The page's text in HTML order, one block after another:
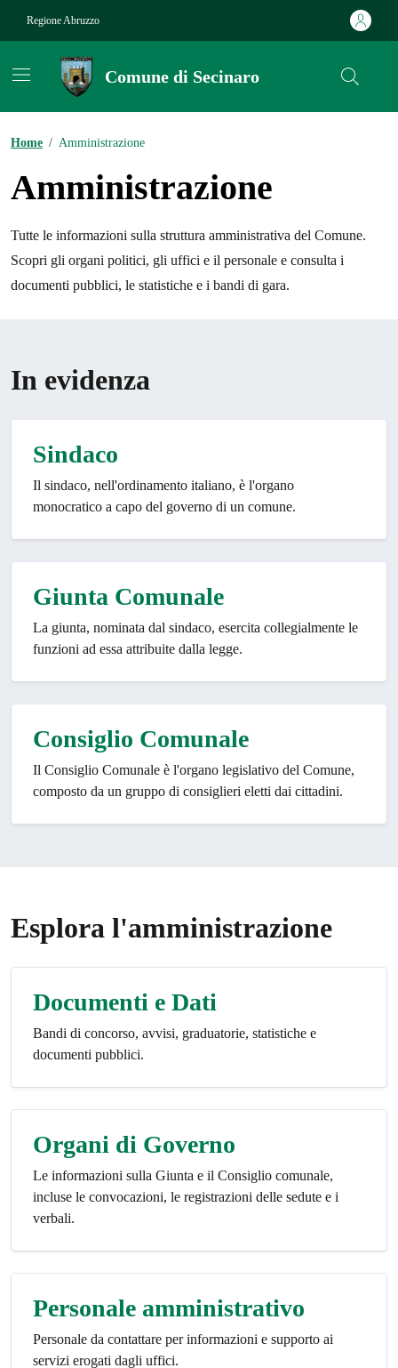
Regione Abruzzo
Comune di Secinaro
Home / Amministrazione
Amministrazione
Tutte le informazioni sulla struttura amministrativa del Comune.
Scopri gli organi politici, gli uffici e il personale e consulta i
documenti pubblici, le statistiche e i bandi di gara.
In evidenza
Sindaco
Il sindaco, nell'ordinamento italiano, è l'organo
monocratico a capo del governo di un comune.
Giunta Comunale
La giunta, nominata dal sindaco, esercita collegialmente le
funzioni ad essa attribuite dalla legge.
Consiglio Comunale
Il Consiglio Comunale è l'organo legislativo del Comune,
composto da un gruppo di consiglieri eletti dai cittadini.
Esplora l'amministrazione
Documenti e Dati
Bandi di concorso, avvisi, graduatorie, statistiche e
documenti pubblici.
Organi di Governo
Le informazioni sulla Giunta e il Consiglio comunale,
incluse le convocazioni, le registrazioni delle sedute e i
verbali.
Personale amministrativo
Personale da contattare per informazioni e supporto ai
servizi erogati dagli uffici.